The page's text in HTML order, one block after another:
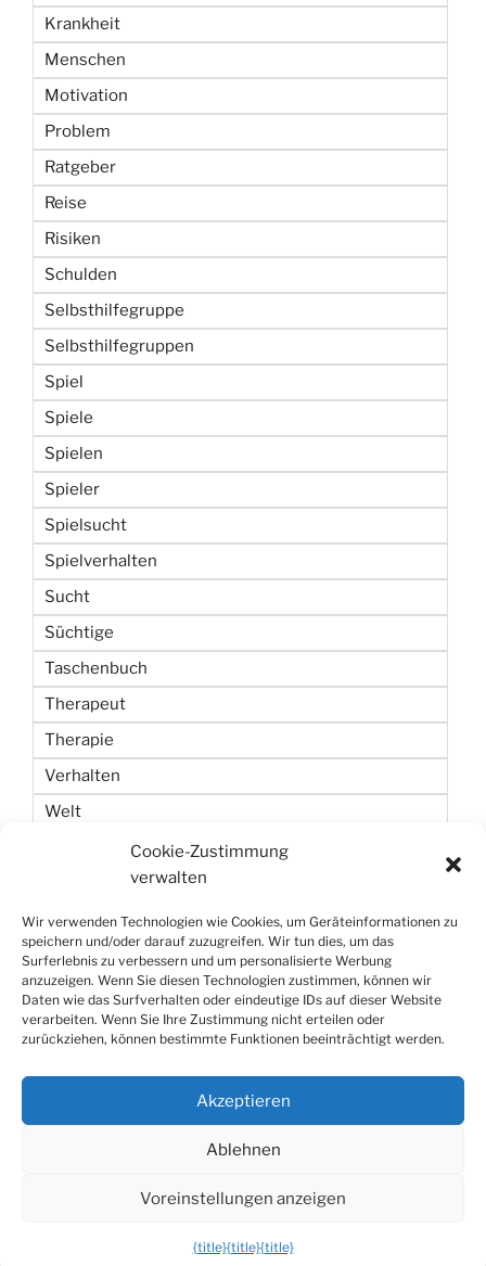
Krankheit
Menschen
Motivation
Problem
Ratgeber
Reise
Risiken
Schulden
Selbsthilfegruppe
Selbsthilfegruppen
Spiel
Spiele
Spielen
Spieler
Spielsucht
Spielverhalten
Sucht
Süchtige
Taschenbuch
Therapeut
Therapie
Verhalten
Welt
Cookie-Zustimmung
verwalten
Wir verwenden Technologien wie Cookies, um Geräteinformationen zu
speichern und/oder darauf zuzugreifen. Wir tun dies, um das
Surferlebnis zu verbessern und um personalisierte Werbung
anzuzeigen. Wenn Sie diesen Technologien zustimmen, können wir
Daten wie das Surfverhalten oder eindeutige IDs auf dieser Website
verarbeiten. Wenn Sie Ihre Zustimmung nicht erteilen oder
zurückziehen, können bestimmte Funktionen beeinträchtigt werden.
Akzeptieren
Ablehnen
Voreinstellungen anzeigen
{title}{title}{title}